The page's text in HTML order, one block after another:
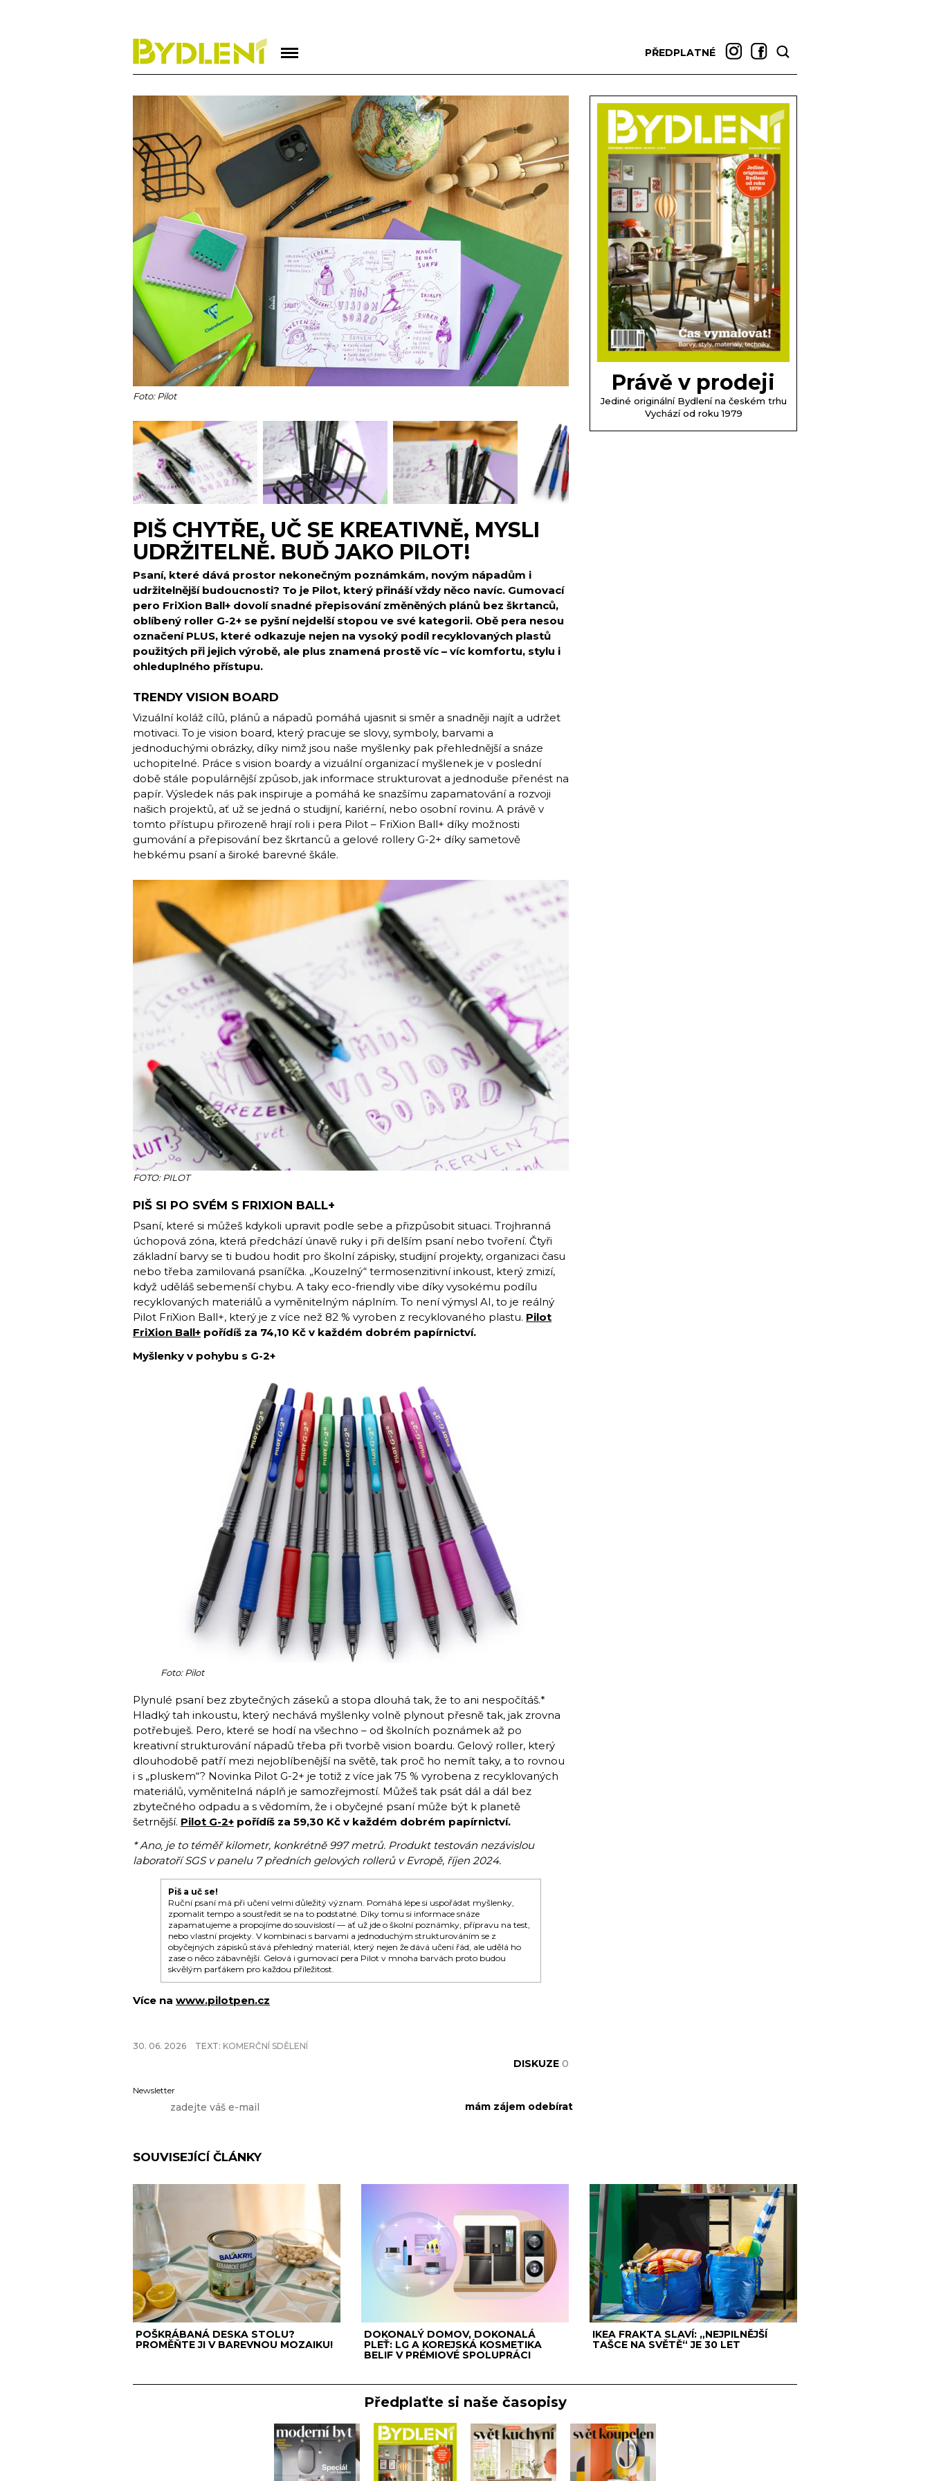
PŘEDPLATNÉ
Foto: Pilot
PIŠ CHYTŘE, UČ SE KREATIVNĚ, MYSLI
UDRŽITELNĚ. BUĎ JAKO PILOT!
Psaní, které dává prostor nekonečným poznámkám, novým nápadům i
udržitelnější budoucnosti? To je Pilot, který přináší vždy něco navíc. Gumovací
pero FriXion Ball+ dovolí snadné přepisování změněných plánů bez škrtanců,
oblíbený roller G-2+ se pyšní nejdelší stopou ve své kategorii. Obě pera nesou
označení PLUS, které odkazuje nejen na vysoký podíl recyklovaných plastů
použitých při jejich výrobě, ale plus znamená prostě víc – víc komfortu, stylu i
ohleduplného přístupu.
TRENDY VISION BOARD
Vizuální koláž cílů, plánů a nápadů pomáhá ujasnit si směr a snadněji najít a udržet
motivaci. To je vision board, který pracuje se slovy, symboly, barvami a
jednoduchými obrázky, díky nimž jsou naše myšlenky pak přehlednější a snáze
uchopitelné. Práce s vision boardy a vizuální organizací myšlenek je v poslední
době stále populárnější způsob, jak informace strukturovat a jednoduše přenést na
papír. Výsledek nás pak inspiruje a pomáhá ke snazšímu zapamatování a rozvoji
našich projektů, ať už se jedná o studijní, kariérní, nebo osobní rovinu. A právě v
tomto přístupu přirozeně hrají roli i pera Pilot – FriXion Ball+ díky možnosti
gumování a přepisování bez škrtanců a gelové rollery G-2+ díky sametově
hebkému psaní a široké barevné škále.
FOTO: PILOT
PIŠ SI PO SVÉM S FRIXION BALL+
Psaní, které si můžeš kdykoli upravit podle sebe a přizpůsobit situaci. Trojhranná
úchopová zóna, která předchází únavě ruky i při delším psaní nebo tvoření. Čtyři
základní barvy se ti budou hodit pro školní zápisky, studijní projekty, organizaci času
nebo třeba zamilovaná psaníčka. „Kouzelný“ termosenzitivní inkoust, který zmizí,
když uděláš sebemenší chybu. A taky eco-friendly vibe díky vysokému podílu
recyklovaných materiálů a vyměnitelným náplním. To není výmysl AI, to je reálný
Pilot FriXion Ball+, který je z více než 82 % vyroben z recyklovaného plastu. Pilot
FriXion Ball+ pořídíš za 74,10 Kč v každém dobrém papírnictví.
Myšlenky v pohybu s G-2+
Foto: Pilot
Plynulé psaní bez zbytečných záseků a stopa dlouhá tak, že to ani nespočítáš.*
Hladký tah inkoustu, který nechává myšlenky volně plynout přesně tak, jak zrovna
potřebuješ. Pero, které se hodí na všechno – od školních poznámek až po
kreativní strukturování nápadů třeba při tvorbě vision boardu. Gelový roller, který
dlouhodobě patří mezi nejoblíbenější na světě, tak proč ho nemít taky, a to rovnou
i s „pluskem“? Novinka Pilot G-2+ je totiž z více jak 75 % vyrobena z recyklovaných
materiálů, vyměnitelná náplň je samozřejmostí. Můžeš tak psát dál a dál bez
zbytečného odpadu a s vědomím, že i obyčejné psaní může být k planetě
šetrnější. Pilot G-2+ pořídíš za 59,30 Kč v každém dobrém papírnictví.
* Ano, je to téměř kilometr, konkrétně 997 metrů. Produkt testován nezávislou
laboratoří SGS v panelu 7 předních gelových rollerů v Evropě, říjen 2024.
Piš a uč se!
Ruční psaní má při učení velmi důležitý význam. Pomáhá lépe si uspořádat myšlenky,
zpomalit tempo a soustředit se na to podstatné. Díky tomu si informace snáze
zapamatujeme a propojíme do souvislostí — ať už jde o školní poznámky, přípravu na test,
nebo vlastní projekty. V kombinaci s barvami a jednoduchým strukturováním se z
obyčejných zápisků stává přehledný materiál, který nejen že dává učení řád, ale udělá ho
zase o něco zábavnější. Gelová i gumovací pera Pilot v mnoha barvách proto budou
skvělým parťákem pro každou příležitost.
Více na www.pilotpen.cz
30. 06. 2026 TEXT: KOMERČNÍ SDĚLENÍ
DISKUZE 0
Newsletter
SOUVISEJÍCÍ ČLÁNKY
POŠKRÁBANÁ DESKA STOLU?
PROMĚŇTE JI V BAREVNOU MOZAIKU!
DOKONALÝ DOMOV, DOKONALÁ
PLEŤ: LG A KOREJSKÁ KOSMETIKA
BELIF V PRÉMIOVÉ SPOLUPRÁCI
IKEA FRAKTA SLAVÍ: „NEJPILNĚJŠÍ
TAŠCE NA SVĚTĚ“ JE 30 LET
Právě v prodeji
Jediné originální Bydlení na českém trhu
Vychází od roku 1979
Předplaťte si naše časopisy